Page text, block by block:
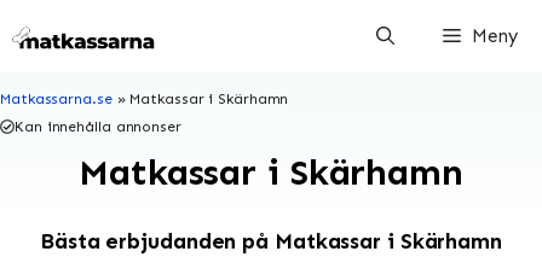
till
Meny
Matkassarna.se» Matkassar i Skärhamn
Kan innehålla annonser
Matkassar i Skärhamn
Bästa erbjudanden på Matkassar i Skärhamn